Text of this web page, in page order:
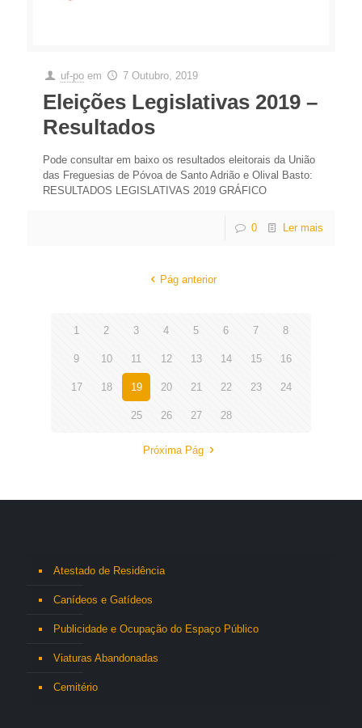
uf-po em 7 Outubro, 2019
Eleições Legislativas 2019 –
Resultados
Pode consultar em baixo os resultados eleitorais da União
das Freguesias de Póvoa de Santo Adrião e Olival Basto:
RESULTADOS LEGISLATIVAS 2019 GRÁFICO
0 Ler mais
Pág anterior
1 2 3 4 5 6 7 8
9 10 11 12 13 14 15 16
17 18 19 20 21 22 23 24
25 26 27 28
Próxima Pág
Atestado de Residência
Canídeos e Gatídeos
Publicidade e Ocupação do Espaço Público
Viaturas Abandonadas
Cemitério